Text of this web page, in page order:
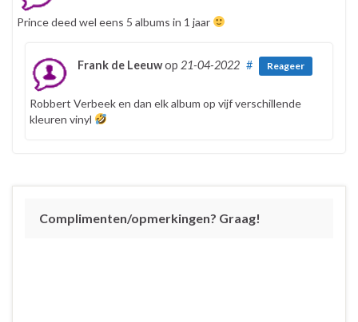
Prince deed wel eens 5 albums in 1 jaar
Frank de Leeuwop 21-04-2022 # Reageer
Robbert Verbeek en dan elk album op vijf verschillende
kleuren vinyl
Complimenten/opmerkingen? Graag!